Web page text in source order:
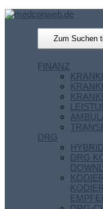
FINANZ
DRG
DRG